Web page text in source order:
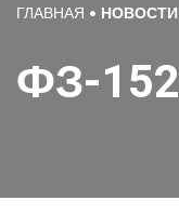
ГЛАВНАЯ НОВОСТИ
ФЗ-152